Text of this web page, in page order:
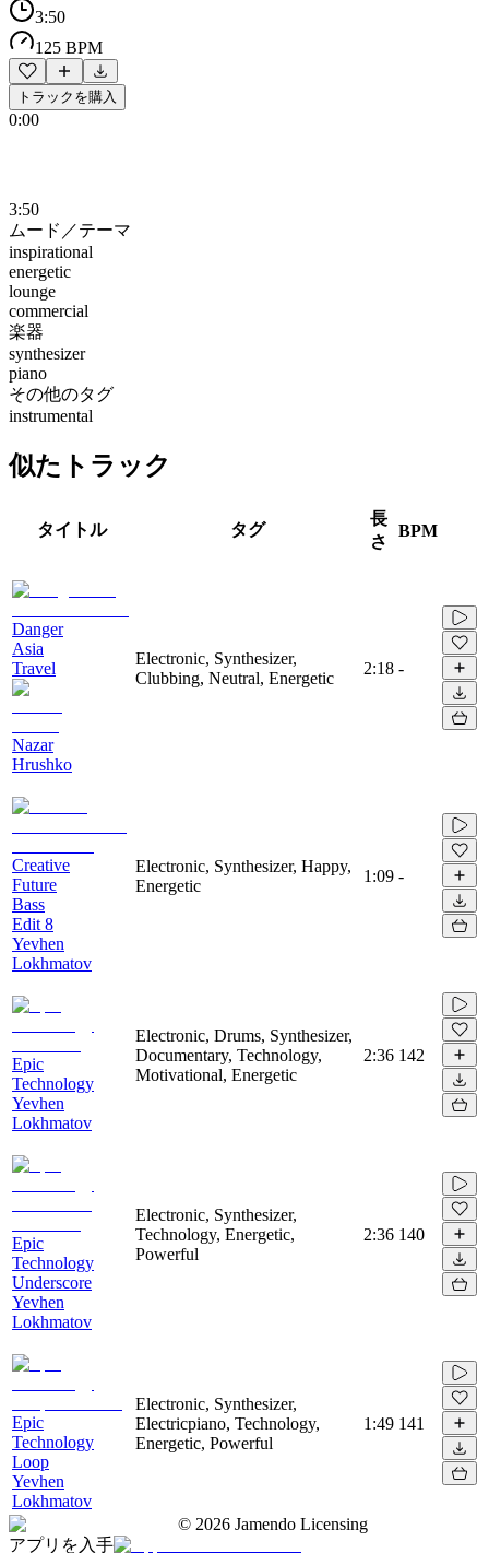
3:50
125 BPM
トラックを購入
0:00
3:50
ムード／テーマ
inspirational
energetic
lounge
commercial
楽器
synthesizer
piano
その他のタグ
instrumental
似たトラック
タイトル タグ
長
さ
BPM
Danger
Asia
Travel
Nazar
Hrushko
Electronic, Synthesizer,
Clubbing, Neutral, Energetic
2:18 -
Creative
Future
Bass
Edit 8
Yevhen
Lokhmatov
Electronic, Synthesizer, Happy,
Energetic
1:09 -
Epic
Technology
Yevhen
Lokhmatov
Electronic, Drums, Synthesizer,
Documentary, Technology,
Motivational, Energetic
2:36 142
Epic
Technology
Underscore
Yevhen
Lokhmatov
Electronic, Synthesizer,
Technology, Energetic,
Powerful
2:36 140
Epic
Technology
Loop
Yevhen
Lokhmatov
Electronic, Synthesizer,
Electricpiano, Technology,
Energetic, Powerful
1:49 141
© 2026 Jamendo Licensing
アプリを入手